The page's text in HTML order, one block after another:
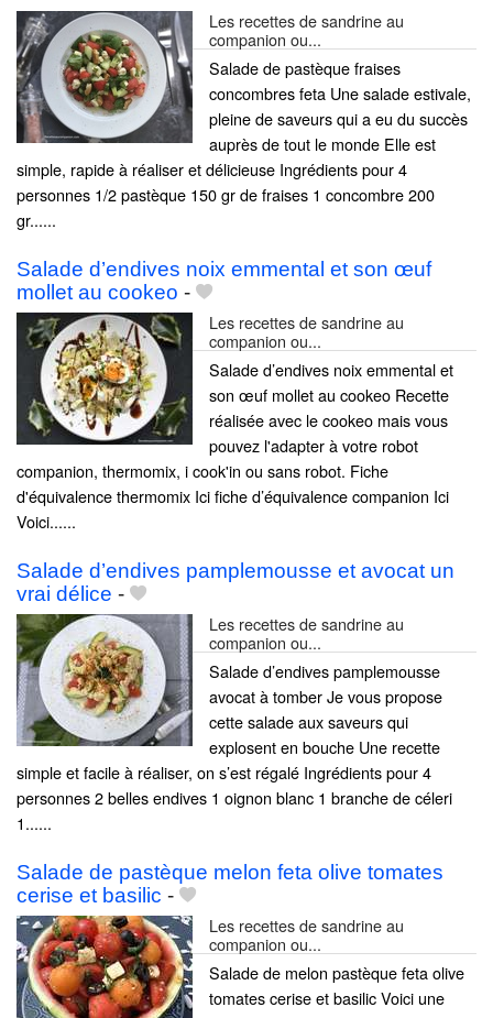
Les recettes de sandrine au
companion ou...
Salade de pastèque fraises
concombres feta Une salade estivale,
pleine de saveurs qui a eu du succès
auprès de tout le monde Elle est
simple, rapide à réaliser et délicieuse Ingrédients pour 4
personnes 1/2 pastèque 150 gr de fraises 1 concombre 200
gr......
Salade d’endives noix emmental et son œuf
mollet au cookeo -
Les recettes de sandrine au
companion ou...
Salade d’endives noix emmental et
son œuf mollet au cookeo Recette
réalisée avec le cookeo mais vous
pouvez l'adapter à votre robot
companion, thermomix, i cook'in ou sans robot. Fiche
d'équivalence thermomix Ici fiche d’équivalence companion Ici
Voici......
Salade d’endives pamplemousse et avocat un
vrai délice -
Les recettes de sandrine au
companion ou...
Salade d’endives pamplemousse
avocat à tomber Je vous propose
cette salade aux saveurs qui
explosent en bouche Une recette
simple et facile à réaliser, on s’est régalé Ingrédients pour 4
personnes 2 belles endives 1 oignon blanc 1 branche de céleri
1......
Salade de pastèque melon feta olive tomates
cerise et basilic -
Les recettes de sandrine au
companion ou...
Salade de melon pastèque feta olive
tomates cerise et basilic Voici une